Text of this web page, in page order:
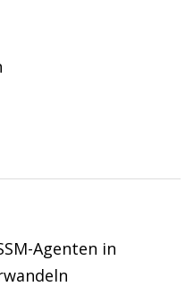
Agenten in